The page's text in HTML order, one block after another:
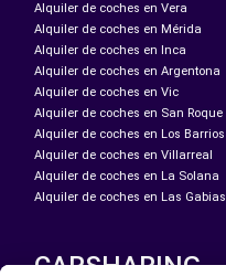
Alquiler de coches en Vera
Alquiler de coches en Mérida
Alquiler de coches en Inca
Alquiler de coches en Argentona
Alquiler de coches en Vic
Alquiler de coches en San Roque
Alquiler de coches en Los Barrios
Alquiler de coches en Villarreal
Alquiler de coches en La Solana
Alquiler de coches en Las Gabias
CARSHARING